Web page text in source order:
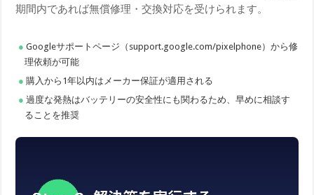
期間内であれば無償修理・交換対応を受けられます。
Googleサポートページ（support.google.com/pixelphone）から修
理依頼が可能
購入から1年以内はメーカー保証が適用される
過度な発熱はバッテリーの安全性にも関わるため、早めに相談す
ることを推奨